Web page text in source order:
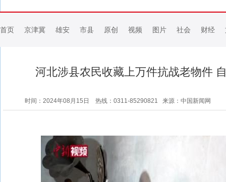
首页 京津冀 雄安 市县 原创 视频 图片 社会 财经
河北涉县农民收藏上万件抗战老物件
时间：2024年08月15日 热线：0311-85290821 来源：中国新闻网